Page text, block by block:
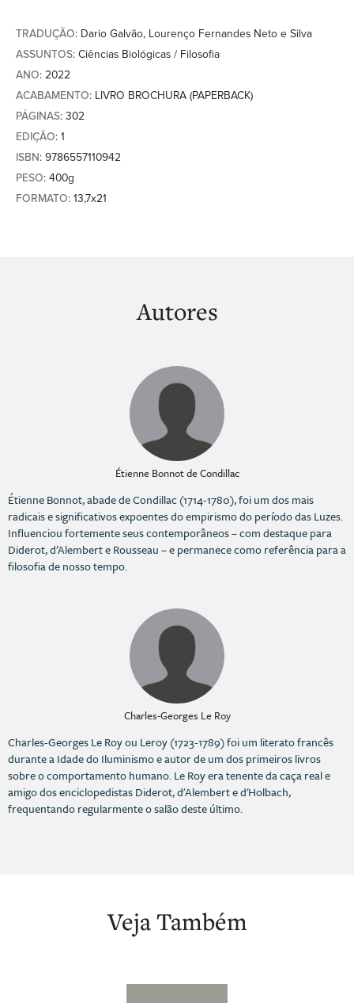
TRADUÇÃO: Dario Galvão, Lourenço Fernandes Neto e Silva
ASSUNTOS: Ciências Biológicas / Filosofia
ANO: 2022
ACABAMENTO: LIVRO BROCHURA (PAPERBACK)
PÁGINAS: 302
EDIÇÃO: 1
ISBN: 9786557110942
PESO: 400g
FORMATO: 13,7x21
Autores
Étienne Bonnot de Condillac
Étienne Bonnot, abade de Condillac (1714-1780), foi um dos mais
radicais e significativos expoentes do empirismo do período das Luzes.
Influenciou fortemente seus contemporâneos – com destaque para
Diderot, d’Alembert e Rousseau – e permanece como referência para a
filosofia de nosso tempo.
Charles-Georges Le Roy
Charles-Georges Le Roy ou Leroy (1723-1789) foi um literato francês
durante a Idade do Iluminismo e autor de um dos primeiros livros
sobre o comportamento humano. Le Roy era tenente da caça real e
amigo dos enciclopedistas Diderot, d'Alembert e d'Holbach,
frequentando regularmente o salão deste último.
Veja Também